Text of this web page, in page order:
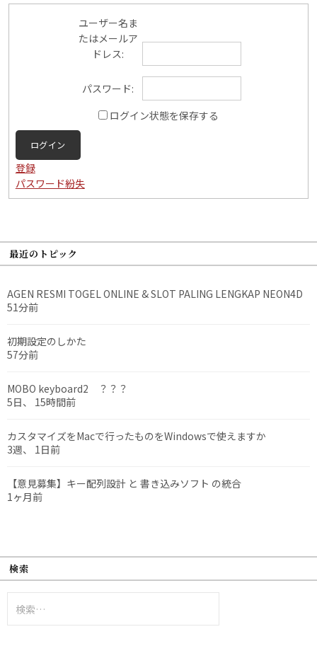
ユーザー名ま
たはメールア
ドレス:
パスワード:
ログイン状態を保存する
ログイン
登録
パスワード紛失
最近のトピック
AGEN RESMI TOGEL ONLINE & SLOT PALING LENGKAP NEON4D
51分前
初期設定のしかた
57分前
MOBO keyboard2 ？？？
5日、 15時間前
カスタマイズをMacで行ったものをWindowsで使えますか
3週、 1日前
【意見募集】キー配列設計 と 書き込みソフト の統合
1ヶ月前
検索
索: